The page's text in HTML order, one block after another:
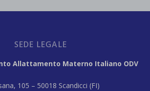
SEDE LEGALE
Allattamento Materno Italiano ODV
105 – 50018 Scandicci (FI)